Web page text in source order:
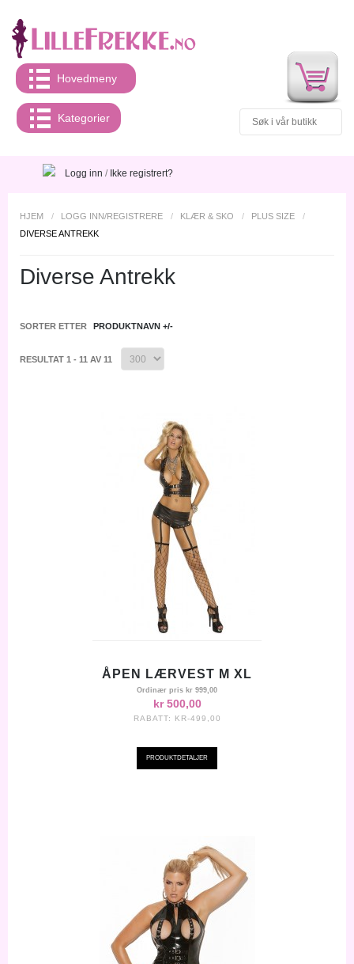
Hovedmeny
Kategorier
Logg inn / Ikke registrert?
HJEM / LOGG INN/REGISTRERE / KLÆR & SKO / PLUS SIZE
/
DIVERSE ANTREKK
Diverse Antrekk
SORTER ETTER PRODUKTNAVN +/-
RESULTAT 1 - 11 AV 11
ÅPEN LÆRVEST M XL
Ordinær pris kr 999,00
kr 500,00
RABATT: KR-499,00
PRODUKTDETALJER